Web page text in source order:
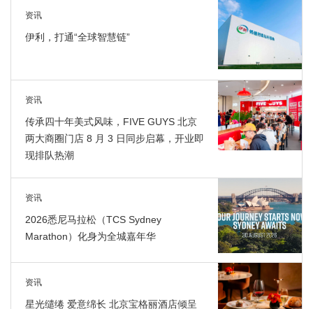
资讯
伊利，打通“全球智慧链”
资讯
传承四十年美式风味，FIVE GUYS 北京
两大商圈门店 8 月 3 日同步启幕，开业即
现排队热潮
资讯
2026悉尼马拉松（TCS Sydney
Marathon）化身为全城嘉年华
资讯
星光缱绻 爱意绵长 北京宝格丽酒店倾呈